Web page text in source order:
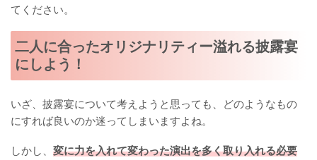
てください。
二人に合ったオリジナリティー溢れる披露宴
にしよう！
いざ、披露宴について考えようと思っても、どのようなもの
にすれば良いのか迷ってしまいますよね。
しかし、 変に力を入れて変わった演出を多く取り入れる必要